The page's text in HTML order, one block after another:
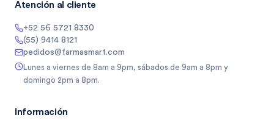
Atención al cliente
+52 56 5721 8330
(55) 9414 8121
pedidos@farmasmart.com
Lunes a viernes de 8am a 9pm, sábados de 9am a 8pm y
domingo 2pm a 8pm.
Información